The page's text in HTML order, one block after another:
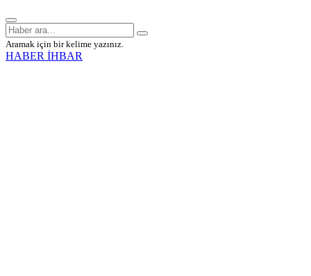
Aramak için bir kelime yazınız.
HABER İHBAR